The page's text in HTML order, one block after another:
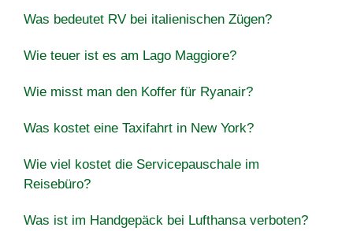
Was bedeutet RV bei italienischen Zügen?
Wie teuer ist es am Lago Maggiore?
Wie misst man den Koffer für Ryanair?
Was kostet eine Taxifahrt in New York?
Wie viel kostet die Servicepauschale im
Reisebüro?
Was ist im Handgepäck bei Lufthansa verboten?